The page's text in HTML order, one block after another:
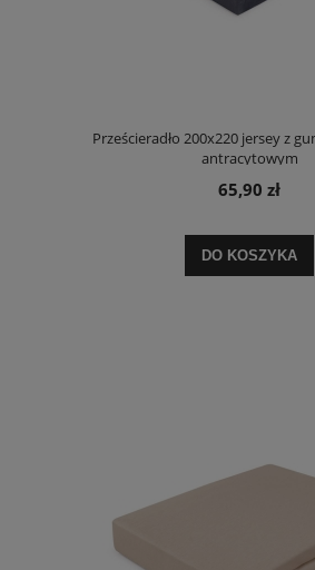
Prześcieradło 200x220 jersey z
antracytowym
65,90 zł
DO KOSZYKA